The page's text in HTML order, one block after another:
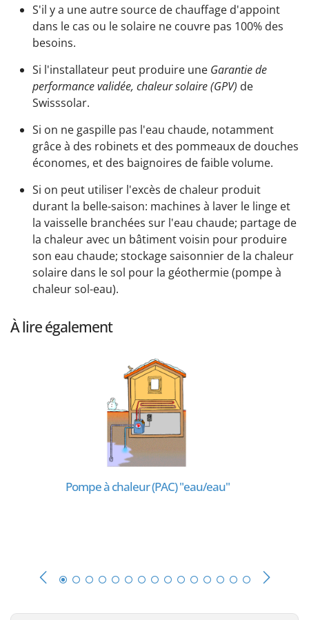
S'il y a une autre source de chauffage d'appoint
dans le cas ou le solaire ne couvre pas 100% des
besoins.
Si l'installateur peut produire une Garantie de
performance validée, chaleur solaire (GPV) de
Swisssolar.
Si on ne gaspille pas l'eau chaude, notamment
grâce à des robinets et des pommeaux de douches
économes, et des baignoires de faible volume.
Si on peut utiliser l'excès de chaleur produit
durant la belle-saison: machines à laver le linge et
la vaisselle branchées sur l'eau chaude; partage de
la chaleur avec un bâtiment voisin pour produire
son eau chaude; stockage saisonnier de la chaleur
solaire dans le sol pour la géothermie (pompe à
chaleur sol-eau).
À lire également
Pompe à chaleur (PAC) "eau/eau"